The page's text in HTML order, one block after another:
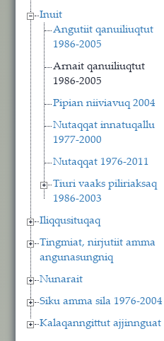
Inuit
Angutiit qanuiliuqtut
1986-2005
Arnait qanuiliuqtut
1986-2005
Pipian niiviavuq 2004
Nutaqqat innatuqallu
1977-2000
Nutaqqat 1976-2011
Tiuri vaaks piliriaksaq
1986-2003
Iliqqusituqaq
Tingmiat, nirjutiit amma
angunasungniq
Nunarait
Siku amma sila 1976-2004
Kalaqanngittut ajjinnguat